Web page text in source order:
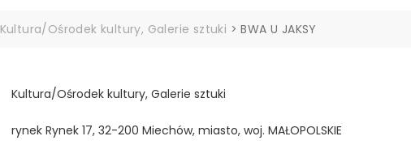
Kultura/Ośrodek kultury, Galerie sztuki >BWA U JAKSY
Kultura/Ośrodek kultury, Galerie sztuki
rynek Rynek 17, 32-200 Miechów, miasto, woj. MAŁOPOLSKIE